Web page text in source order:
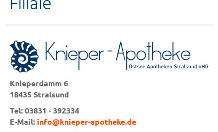
Knieperdamm 6
18435 Stralsund
Tel: 03831 - 392334
E-Mail: info@knieper-apotheke.de